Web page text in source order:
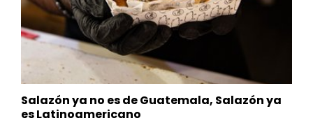
Salazón ya no es de Guatemala, Salazón ya
es Latinoamericano